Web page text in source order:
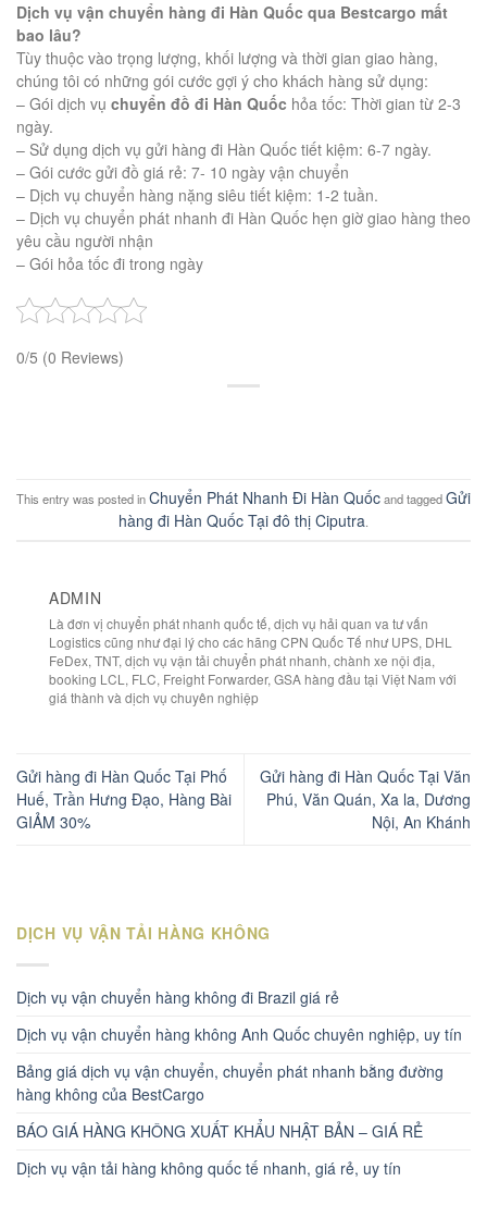
Dịch vụ vận chuyển hàng đi Hàn Quốc qua Bestcargo mất
bao lâu?
Tùy thuộc vào trọng lượng, khối lượng và thời gian giao hàng,
chúng tôi có những gói cước gợi ý cho khách hàng sử dụng:
– Gói dịch vụ chuyển đồ đi Hàn Quốc hỏa tốc: Thời gian từ 2-3
ngày.
– Sử dụng dịch vụ gửi hàng đi Hàn Quốc tiết kiệm: 6-7 ngày.
– Gói cước gửi đồ giá rẻ: 7- 10 ngày vận chuyển
– Dịch vụ chuyển hàng nặng siêu tiết kiệm: 1-2 tuần.
– Dịch vụ chuyển phát nhanh đi Hàn Quốc hẹn giờ giao hàng theo
yêu cầu người nhận
– Gói hỏa tốc đi trong ngày
0/5 (0 Reviews)
This entry was posted inChuyển Phát Nhanh Đi Hàn Quốcand taggedGửi
hàng đi Hàn Quốc Tại đô thị Ciputra
ADMIN
Là đơn vị chuyển phát nhanh quốc tế, dịch vụ hải quan va tư vấn
Logistics cũng như đại lý cho các hãng CPN Quốc Tế như UPS, DHL
FeDex, TNT, dịch vụ vận tải chuyển phát nhanh, chành xe nội địa,
booking LCL, FLC, Freight Forwarder, GSA hàng đầu tại Việt Nam với
giá thành và dịch vụ chuyên nghiệp
Gửi hàng đi Hàn Quốc Tại Phố
Huế, Trần Hưng Đạo, Hàng Bài
GIẢM 30%
Gửi hàng đi Hàn Quốc Tại Văn
Phú, Văn Quán, Xa la, Dương
Nội, An Khánh
DỊCH VỤ VẬN TẢI HÀNG KHÔNG
Dịch vụ vận chuyển hàng không đi Brazil giá rẻ
Dịch vụ vận chuyển hàng không Anh Quốc chuyên nghiệp, uy tín
Bảng giá dịch vụ vận chuyển, chuyển phát nhanh bằng đường
hàng không của BestCargo
BÁO GIÁ HÀNG KHÔNG XUẤT KHẨU NHẬT BẢN – GIÁ RẺ
Dịch vụ vận tải hàng không quốc tế nhanh, giá rẻ, uy tín